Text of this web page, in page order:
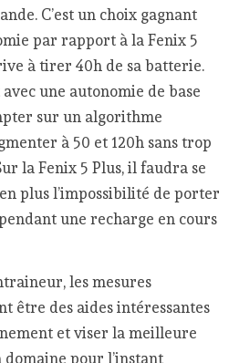
C’est un choix gagnant
par rapport à la Fenix 5
à tirer 40h de sa batterie.
une autonomie de base
sur un algorithme
à 50 et 120h sans trop
la Fenix 5 Plus, il faudra se
plus l’impossibilité de porter
une recharge en cours
les mesures
être des aides intéressantes
et viser la meilleure
domaine pour l’instant